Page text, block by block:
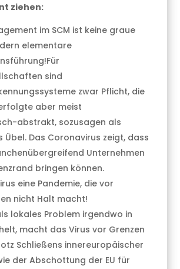
ziehen:
im SCM ist keine graue
elementare
sind
zwar Pflicht, die
aber meist
abstrakt, sozusagen als
Übel. Das Coronavirus zeigt, dass
Unternehmen
bringen können.
eine Pandemie, die vor
nicht Halt macht!
lokales Problem irgendwo in
macht das Virus vor Grenzen
Schließens innereuropäischer
der Abschottung der EU für